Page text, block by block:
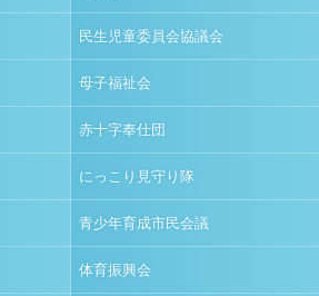
民生児童委員会協議会
母子福祉会
赤十字奉仕団
にっこり見守り隊
青少年育成市民会議
体育振興会